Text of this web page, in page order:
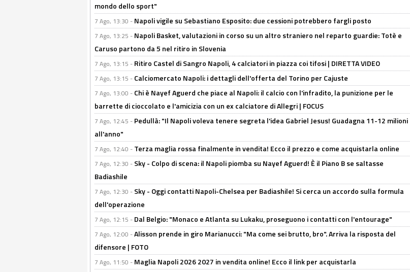
mondo dello sport"
7 Ago, 13:30 - Napoli vigile su Sebastiano Esposito: due cessioni potrebbero fargli posto
7 Ago, 13:25 - Napoli Basket, valutazioni in corso su un altro straniero nel reparto guardie: Totè e
Caruso partono da 5 nel ritiro in Slovenia
7 Ago, 13:15 - Ritiro Castel di Sangro Napoli, 4 calciatori in piazza coi tifosi | DIRETTA VIDEO
7 Ago, 13:15 - Calciomercato Napoli: i dettagli dell'offerta del Torino per Cajuste
7 Ago, 13:00 - Chi è Nayef Aguerd che piace al Napoli: il calcio con l'infradito, la punizione per le
barrette di cioccolato e l'amicizia con un ex calciatore di Allegri | FOCUS
7 Ago, 12:45 - Pedullà: "Il Napoli voleva tenere segreta l'idea Gabriel Jesus! Guadagna 11-12 milioni
all'anno"
7 Ago, 12:40 - Terza maglia rossa finalmente in vendita! Ecco il prezzo e come acquistarla online
7 Ago, 12:30 - Sky - Colpo di scena: il Napoli piomba su Nayef Aguerd! È il Piano B se saltasse
Badiashile
7 Ago, 12:30 - Sky - Oggi contatti Napoli-Chelsea per Badiashile! Si cerca un accordo sulla formula
dell'operazione
7 Ago, 12:15 - Dal Belgio: "Monaco e Atlanta su Lukaku, proseguono i contatti con l'entourage"
7 Ago, 12:00 -Alisson prende in giro Marianucci: "Ma come sei brutto, bro". Arriva la risposta del
difensore | FOTO
7 Ago, 11:50 - Maglia Napoli 2026 2027 in vendita online! Ecco il link per acquistarla